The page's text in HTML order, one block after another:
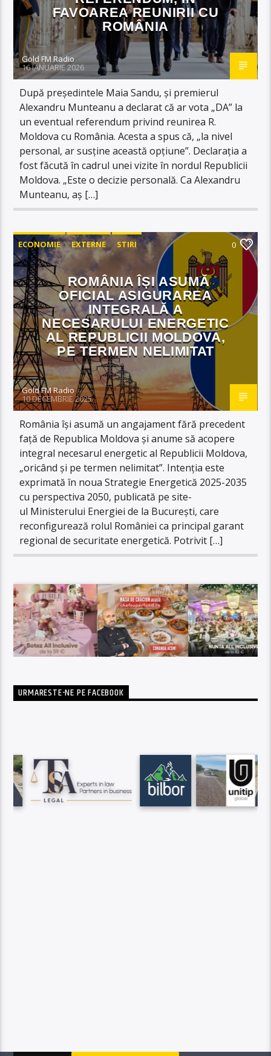
FAVOAREA REUNIRII CU
ROMÂNIA
Gold FM Radio
16 IANUARIE 2026
După președintele Maia Sandu, și premierul
Alexandru Munteanu a declarat că ar vota „DA” la
un eventual referendum privind reunirea R.
Moldova cu România. Acesta a spus că, „la nivel
personal, ar susține această opțiune”. Declarația a
fost făcută în cadrul unei vizite în nordul Republicii
Moldova. „Este o decizie personală. Ca Alexandru
Munteanu, aș […]
ECONOMIE EXTERNE STIRI 0
ROMÂNIA ÎȘI ASUMĂ
OFICIAL ASIGURAREA
INTEGRALĂ A
NECESARULUI ENERGETIC
AL REPUBLICII MOLDOVA,
PE TERMEN NELIMITAT
Gold FM Radio
10 DECEMBRIE 2025
România își asumă un angajament fără precedent
față de Republica Moldova și anume să acopere
integral necesarul energetic al Republicii Moldova,
„oricând și pe termen nelimitat”. Intenția este
exprimată în noua Strategie Energetică 2025-2035
cu perspectiva 2050, publicată pe site-
ul Ministerului Energiei de la București, care
reconfigurează rolul României ca principal garant
regional de securitate energetică. Potrivit […]
URMARESTE-NE PE FACEBOOK